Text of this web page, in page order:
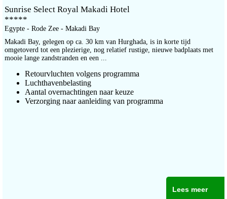
Sunrise Select Royal Makadi Hotel
*****
Egypte - Rode Zee - Makadi Bay
Makadi Bay, gelegen op ca. 30 km van Hurghada, is in korte tijd
omgetoverd tot een plezierige, nog relatief rustige, nieuwe badplaats met
mooie lange zandstranden en een ...
Retourvluchten volgens programma
Luchthavenbelasting
Aantal overnachtingen naar keuze
Verzorging naar aanleiding van programma
Lees meer